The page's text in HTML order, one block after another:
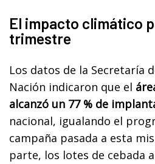
El impacto climático
trimestre
Los datos de la Secretaría
Nación indicaron que el
alcanzó un 77 % de
nacional, igualando el
campaña pasada a esta
parte, los lotes de cebada